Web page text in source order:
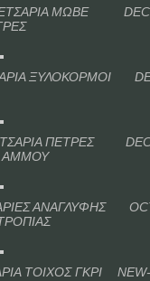
ΜΩΒΕ
ΞΥΛΟΚΟΡΜΟΙ
ΠΕΤΡΕΣ
ΑΜΜΟΥ
ΑΝΑΓΛΥΦΗΣ
ΤΟΙΧΟΣ ΓΚΡΙ